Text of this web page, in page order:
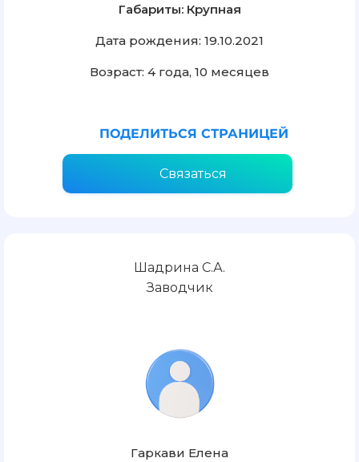
Габариты: Крупная
Дата рождения: 19.10.2021
Возраст: 4 года, 10 месяцев
ПОДЕЛИТЬСЯ СТРАНИЦЕЙ
Связаться
Шадрина С.А.
Заводчик
Гаркави Елена